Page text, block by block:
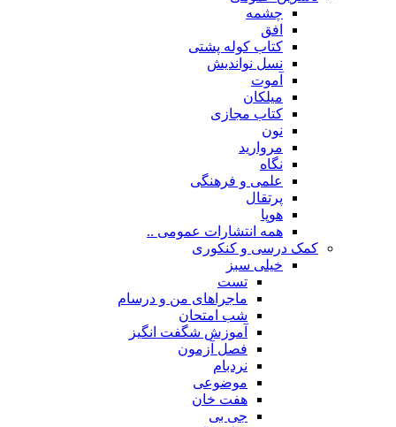
چشمه
افق
کتاب کوله پشتی
نسل نواندیش
آموت
میلکان
کتاب مجازی
نون
مروارید
نگاه
علمی و فرهنگی
پرتقال
هوپا
همه انتشارات عمومی ..
کمک درسی و کنکوری
خیلی سبز
تست
ماجراهای من و درسام
شب امتحان
آموزش شگفت انگیز
فصل آزمون
نردبام
موضوعی
هفت خان
جی بی